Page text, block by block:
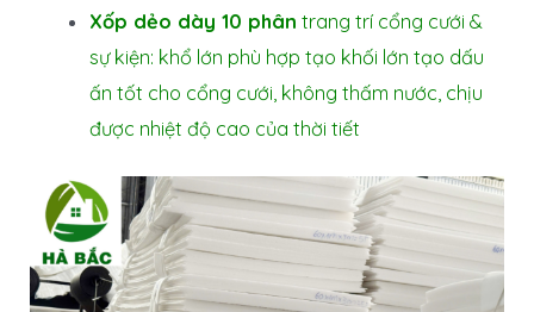
Xốp dẻo dày 10 phân trang trí cổng cưới &
sự kiện: khổ lớn phù hợp tạo khối lớn tạo dấu
ấn tốt cho cổng cưới, không thấm nước, chịu
được nhiệt độ cao của thời tiết